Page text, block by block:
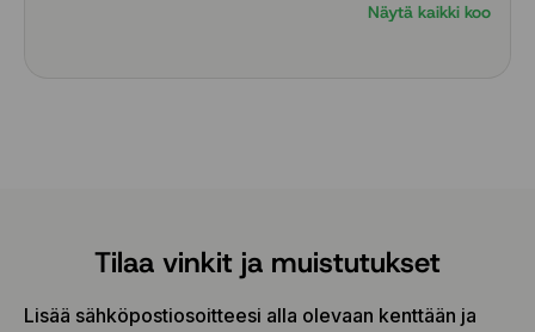
195/55 R15 89V
225/40 R18 92Y
225/45 R17 94W
225/45 R18 95Y
Näytä kaikki koot
Tilaa vinkit ja muistutukset
Lisää sähköpostiosoitteesi alla olevaan kenttään ja